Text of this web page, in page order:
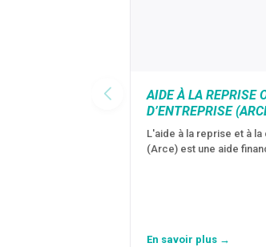
AIDE À LA REPRISE
D’ENTREPRISE
L'aide à la reprise et à
(Arce) est une aide
En savoir plus →